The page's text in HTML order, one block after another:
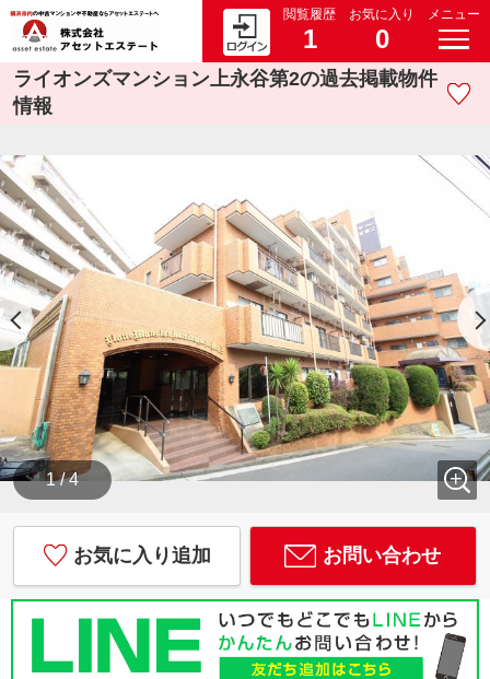
閲覧履歴
1
お気に入り
0
メニュー
ライオンズマンション上永谷第2の過去掲載物件
情報
1 / 4
お気に入り追加 お問い合わせ